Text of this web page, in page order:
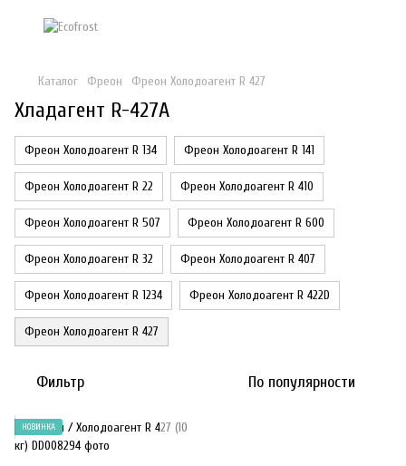
Каталог Фреон Фреон Холодоагент R 427
Хладагент R-427A
Фреон Холодоагент R 134 Фреон Холодоагент R 141
Фреон Холодоагент R 22 Фреон Холодоагент R 410
Фреон Холодоагент R 507 Фреон Холодоагент R 600
Фреон Холодоагент R 32 Фреон Холодоагент R 407
Фреон Холодоагент R 1234 Фреон Холодоагент R 422D
Фреон Холодоагент R 427
Фильтр По популярности
НОВИНКА